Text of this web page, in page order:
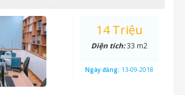
14 Triệu
Diện tích:33 m2
Ngày đăng: 13-09-2018